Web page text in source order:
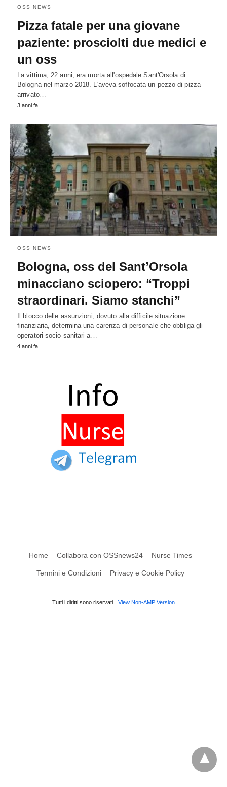
OSS NEWS
Pizza fatale per una giovane
paziente: prosciolti due medici e
un oss
La vittima, 22 anni, era morta all'ospedale Sant'Orsola di
Bologna nel marzo 2018. L'aveva soffocata un pezzo di pizza
arrivato…
3 anni fa
OSS NEWS
Bologna, oss del Sant’Orsola
minacciano sciopero: “Troppi
straordinari. Siamo stanchi”
Il blocco delle assunzioni, dovuto alla difficile situazione
finanziaria, determina una carenza di personale che obbliga gli
operatori socio-sanitari a…
4 anni fa
Home Collabora con OSSnews24 Nurse Times
Termini e Condizioni Privacy e Cookie Policy
Tutti i diritti sono riservati View Non-AMP Version